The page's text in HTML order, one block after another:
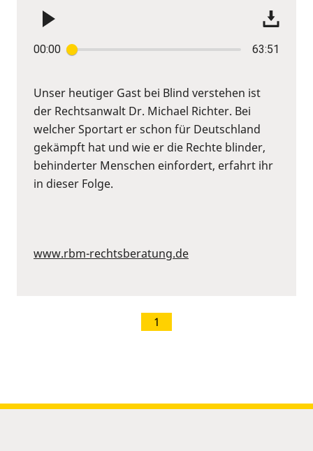
00:00 63:51
Unser heutiger Gast bei Blind verstehen ist
der Rechtsanwalt Dr. Michael Richter. Bei
welcher Sportart er schon für Deutschland
gekämpft hat und wie er die Rechte blinder,
behinderter Menschen einfordert, erfahrt ihr
in dieser Folge.
www.rbm-rechtsberatung.de
1